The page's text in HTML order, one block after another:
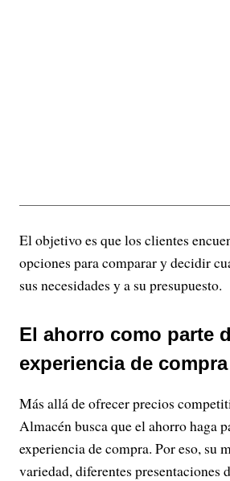
El objetivo es que los clientes
opciones para comparar y decidir
sus necesidades y a su presupuesto.
El ahorro como parte
experiencia de compra
Más allá de ofrecer precios
Almacén busca que el ahorro haga
experiencia de compra. Por eso, su
variedad, diferentes presentaciones